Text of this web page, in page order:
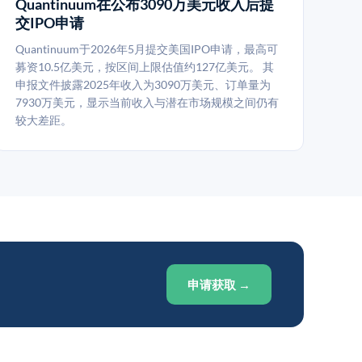
Quantinuum在公布3090万美元收入后提
交IPO申请
Quantinuum于2026年5月提交美国IPO申请，最高可
募资10.5亿美元，按区间上限估值约127亿美元。 其
申报文件披露2025年收入为3090万美元、订单量为
7930万美元，显示当前收入与潜在市场规模之间仍有
较大差距。
申请获取 →